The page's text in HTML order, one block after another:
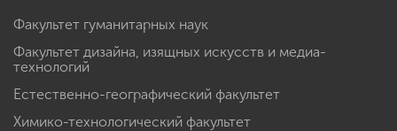
Факультет гуманитарных наук
Факультет дизайна, изящных искусств и медиа-
технологий
Естественно-географический факультет
Химико-технологический факультет